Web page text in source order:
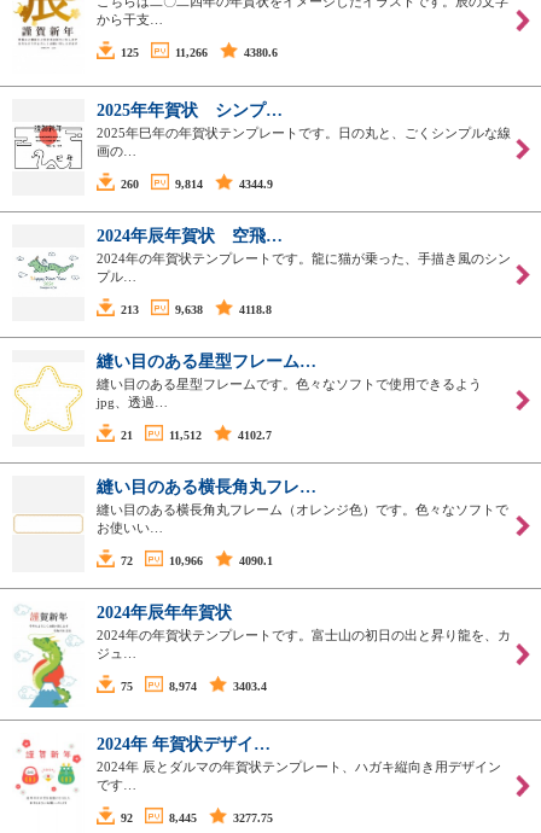
から干支…
125 11,266 4380.6
2025年年賀状 シンプ…
2025年巳年の年賀状テンプレートです。日の丸と、ごくシンプルな線
画の…
260 9,814 4344.9
2024年辰年賀状 空飛…
2024年の年賀状テンプレートです。龍に猫が乗った、手描き風のシン
プル…
213 9,638 4118.8
縫い目のある星型フレーム…
縫い目のある星型フレームです。色々なソフトで使用できるよう
jpg、透過…
21 11,512 4102.7
縫い目のある横長角丸フレ…
縫い目のある横長角丸フレーム（オレンジ色）です。色々なソフトで
お使いい…
72 10,966 4090.1
2024年辰年年賀状
2024年の年賀状テンプレートです。富士山の初日の出と昇り龍を、カ
ジュ…
75 8,974 3403.4
2024年 年賀状デザイ…
2024年 辰とダルマの年賀状テンプレート、ハガキ縦向き用デザイン
です…
92 8,445 3277.75